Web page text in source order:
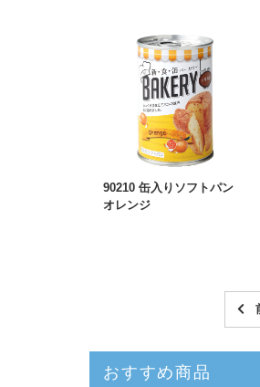
90210 缶入りソフトパン
オレンジ
おすすめ商品